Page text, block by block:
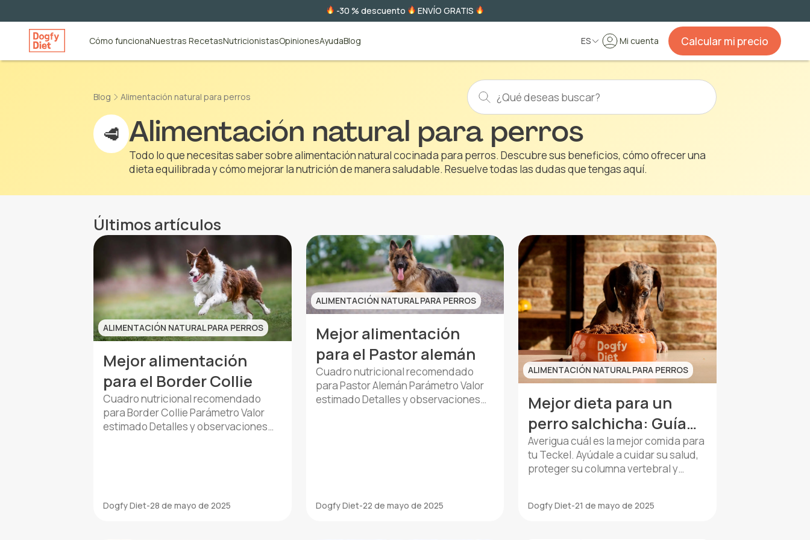
-30 % descuento ENVÍO GRATIS
Cómo funcionaNuestras RecetasNutricionistasOpinionesAyudaBlog Mi cuenta
ES Calcular mi precio
Blog Alimentación natural para perros
🥩 Alimentación natural para perros
Todo lo que necesitas saber sobre alimentación natural cocinada para perros. Descubre sus beneficios, cómo ofrecer una
dieta equilibrada y cómo mejorar la nutrición de manera saludable. Resuelve todas las dudas que tengas aquí.
Últimos artículos
ALIMENTACIÓN NATURAL PARA PERROS
Mejor alimentación
para el Border Collie
Cuadro nutricional recomendado
para Border Collie Parámetro Valor
estimado Detalles y observaciones
actividad, edad y metabolismo.
más energía. Frecuencia de comidas
Dogfy Diet-28 de mayo de 2025
ALIMENTACIÓN NATURAL PARA PERROS
Mejor alimentación
para el Pastor alemán
Cuadro nutricional recomendado
para Pastor Alemán Parámetro Valor
estimado Detalles y observaciones
Proteínas 22-26% del total calórico
Dogfy Diet-22 de mayo de 2025
ALIMENTACIÓN NATURAL PARA PERROS
Mejor dieta para un
perro salchicha: Guía
de alimentación natural
Averigua cuál es la mejor comida para
tu Teckel. Ayúdale a cuidar su salud,
proteger su columna vertebral y
Dogfy Diet-21 de mayo de 2025